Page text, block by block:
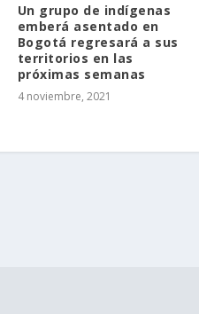
Un grupo de indígenas
emberá asentado en
Bogotá regresará a sus
territorios en las
próximas semanas
4 noviembre, 2021